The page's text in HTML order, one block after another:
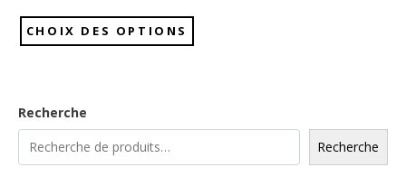
CHOIX DES OPTIONS
Recherche
Recherche